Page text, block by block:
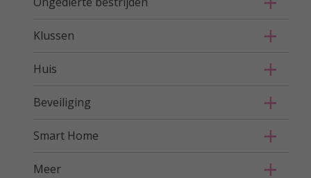
Klussen
Huis
Beveiliging
Smart Home
Meer